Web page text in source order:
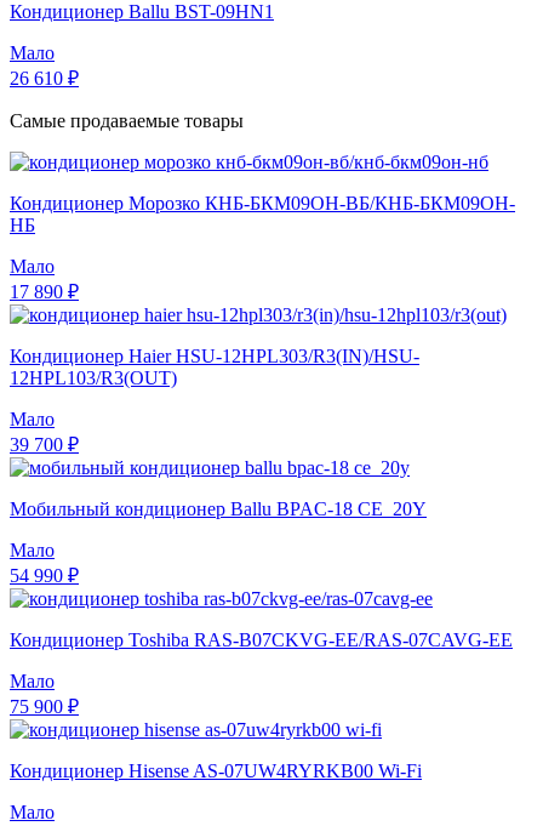
Кондиционер Ballu BST-09HN1
Мало
26 610 ₽
Самые продаваемые товары
Кондиционер Морозко КНБ-БКМ09ОН-ВБ/КНБ-БКМ09ОН-
НБ
Мало
17 890 ₽
Кондиционер Haier HSU-12HPL303/R3(IN)/HSU-
12HPL103/R3(OUT)
Мало
39 700 ₽
Мобильный кондиционер Ballu BPAC-18 CE_20Y
Мало
54 990 ₽
Кондиционер Toshiba RAS-B07CKVG-EE/RAS-07CAVG-EE
Мало
75 900 ₽
Кондиционер Hisense AS-07UW4RYRKB00 Wi-Fi
Мало